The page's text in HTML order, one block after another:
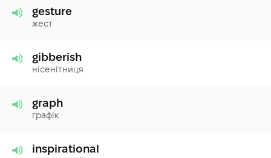
gesture
жест
gibberish
нісенітниця
graph
графік
inspirational